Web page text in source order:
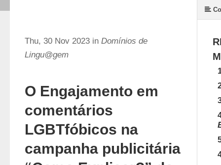
Thu, 30 Nov 2023 in Domínios de
Lingu@gem
O Engajamento em
comentários
LGBTfóbicos na
campanha publicitária